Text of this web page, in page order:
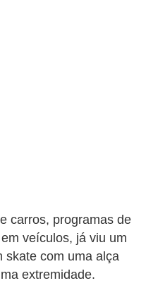
carros, programas de
veículos, já viu um
skate com uma alça
extremidade.